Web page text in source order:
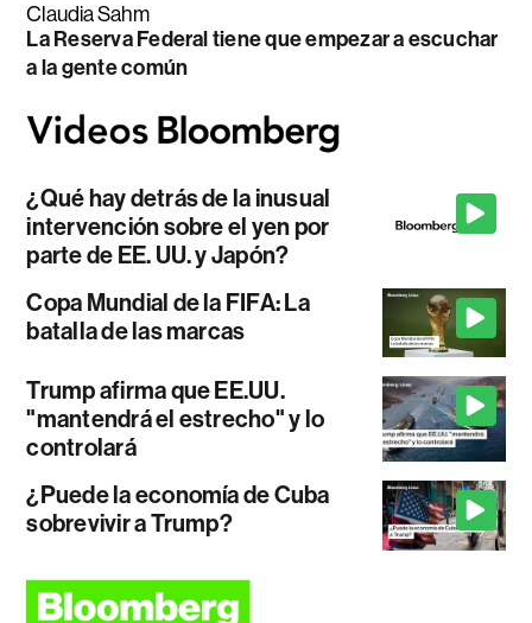
Claudia Sahm
La Reserva Federal tiene que empezar a escuchar
a la gente común
¿Qué hay detrás de la inusual
intervención sobre el yen por
parte de EE. UU. y Japón?
Copa Mundial de la FIFA: La
batalla de las marcas
Trump afirma que EE.UU.
"mantendrá el estrecho" y lo
controlará
¿Puede la economía de Cuba
sobrevivir a Trump?